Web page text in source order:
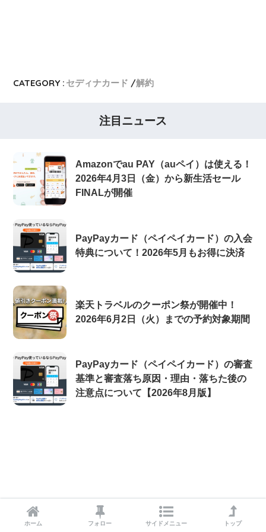
CATEGORY : セディナカード 解約
注目ニュース
Amazonでau PAY（auペイ）は使える！
2026年4月3日（金）から新生活セール
FINALが開催
PayPayカード（ペイペイカード）の入会
特典について！2026年5月もお得に決済
楽天トラベルのクーポン祭が開催中！
2026年6月2日（火）までの予約対象期間
PayPayカード（ペイペイカード）の審査
基準と審査落ち原因・理由・落ちた後の
注意点について【2026年8月版】
ホーム フォロー サイドメニュー トップ